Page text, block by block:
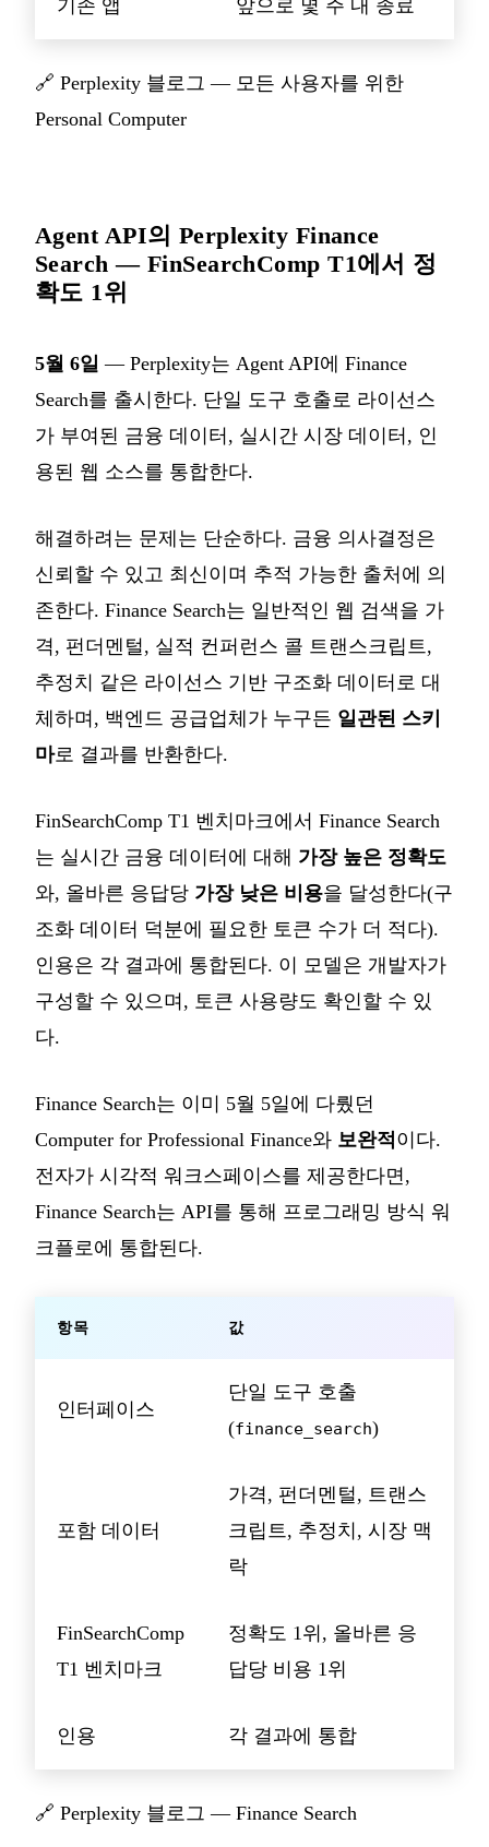
기존 앱 앞으로 몇 주 내 종료
🔗 Perplexity 블로그 — 모든 사용자를 위한
Personal Computer
Agent API의 Perplexity Finance
Search — FinSearchComp T1에서 정
확도 1위
5월 6일 — Perplexity는 Agent API에 Finance
Search를 출시한다. 단일 도구 호출로 라이선스
가 부여된 금융 데이터, 실시간 시장 데이터, 인
용된 웹 소스를 통합한다.
해결하려는 문제는 단순하다. 금융 의사결정은
신뢰할 수 있고 최신이며 추적 가능한 출처에 의
존한다. Finance Search는 일반적인 웹 검색을 가
격, 펀더멘털, 실적 컨퍼런스 콜 트랜스크립트,
추정치 같은 라이선스 기반 구조화 데이터로 대
체하며, 백엔드 공급업체가 누구든 일관된 스키
마로 결과를 반환한다.
FinSearchComp T1 벤치마크에서 Finance Search
는 실시간 금융 데이터에 대해 가장 높은 정확도
와, 올바른 응답당 가장 낮은 비용을 달성한다(구
조화 데이터 덕분에 필요한 토큰 수가 더 적다).
인용은 각 결과에 통합된다. 이 모델은 개발자가
구성할 수 있으며, 토큰 사용량도 확인할 수 있
다.
Finance Search는 이미 5월 5일에 다뤘던
Computer for Professional Finance와 보완적 이다.
전자가 시각적 워크스페이스를 제공한다면,
Finance Search는 API를 통해 프로그래밍 방식 워
크플로에 통합된다.
항목 값
인터페이스
단일 도구 호출
(finance_search)
포함 데이터
가격, 펀더멘털, 트랜스
크립트, 추정치, 시장 맥
락
FinSearchComp
T1 벤치마크
정확도 1위, 올바른 응
답당 비용 1위
인용 각 결과에 통합
🔗 Perplexity 블로그 — Finance Search